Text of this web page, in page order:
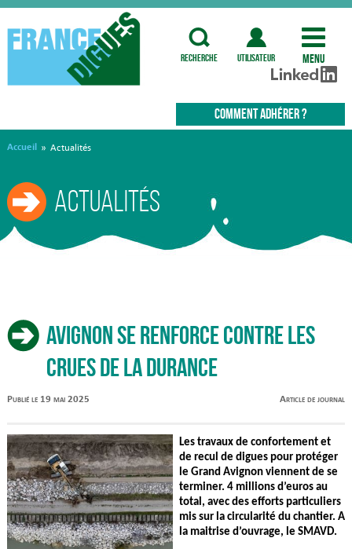
recherche utilisateur Menu
COMMENT ADHÉRER ?
Accueil » Actualités
Actualités
Avignon se renforce contre les
crues de la Durance
Publié le 19 mai 2025 Article de journal
Les travaux de confortement et
de recul de digues pour protéger
le Grand Avignon viennent de se
terminer. 4 millions d’euros au
total, avec des efforts particuliers
mis sur la circularité du chantier. A
la maitrise d’ouvrage, le SMAVD.